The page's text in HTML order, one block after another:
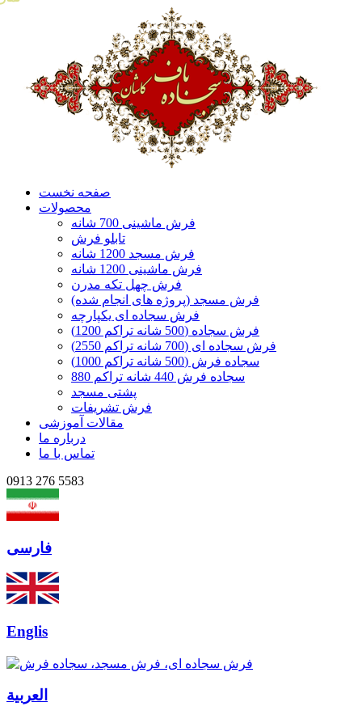
صفحه نخست
محصولات
فرش ماشینی 700 شانه
تابلو فرش
فرش مسجد 1200 شانه
فرش ماشینی 1200 شانه
فرش چهل تکه مدرن
فرش مسجد (پروژه های انجام شده)
فرش سجاده ای یکپارچه
فرش سجاده (500 شانه تراکم 1200)
فرش سجاده ای (700 شانه تراکم 2550)
سجاده فرش (500 شانه تراکم 1000)
سجاده فرش 440 شانه تراکم 880
پشتی مسجد
فرش تشریفات
مقالات آموزشی
درباره ما
تماس با ما
0913 276 5583
فارسی
Englis
العربیة